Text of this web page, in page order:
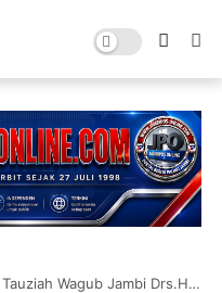
Tauziah Wagub Jambi Drs.H. Abdullah Sani Jelang Bulan Ramadhan 2022